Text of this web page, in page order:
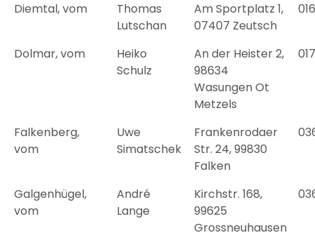
Diemtal, vom
Thomas
Lutschan
Am Sportplatz 1,
07407 Zeutsch
Dolmar, vom
Heiko
Schulz
An der Heister 2,
98634
Wasungen Ot
Metzels
Falkenberg,
vom
Uwe
Simatschek
Frankenrodaer
Str. 24, 99830
Falken
Galgenhügel,
vom
André
Lange
Kirchstr. 168,
99625
Grossneuhausen